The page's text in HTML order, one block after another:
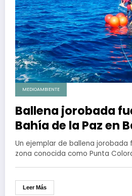
MEDIOAMBIENTE
Ballena jorobada
Bahía de la Paz en
Sur
Un ejemplar de ballena jorobada
zona conocida como Punta
Leer Más